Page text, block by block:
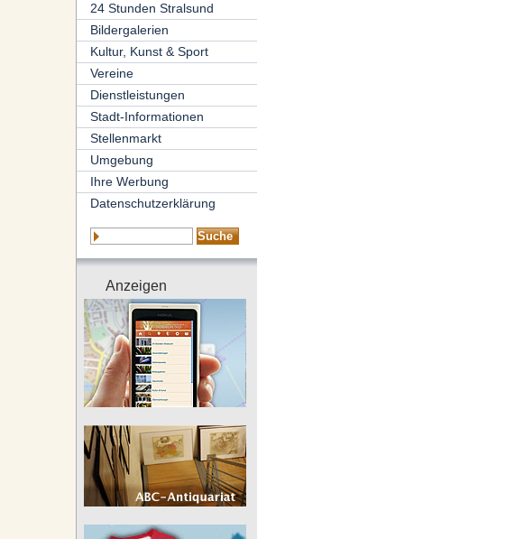
24 Stunden Stralsund
Bildergalerien
Kultur, Kunst & Sport
Vereine
Dienstleistungen
Stadt-Informationen
Stellenmarkt
Umgebung
Ihre Werbung
Datenschutzerklärung
Anzeigen